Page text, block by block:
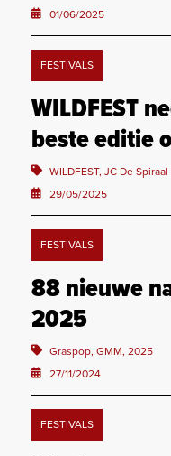
01/06/2025
FESTIVALS
WILDFEST
beste editie
WILDFEST, JC De Spiraal
29/05/2025
FESTIVALS
88 nieuwe
2025
Graspop, GMM, 2025
27/11/2024
FESTIVALS